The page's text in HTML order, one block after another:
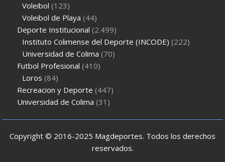
Voleibol (123)
Voleibol de Playa (44)
Deporte Institucional (2.499)
Instituto Colimense del Deporte (INCODE) (222)
Universidad de Colima (70)
Futbol Profesional (410)
Loros (84)
Recreacion y Deporte (447)
Universidad de Colima (31)
Copyright © 2016-2025 Magdeportes. Todos los derechos
reservados.